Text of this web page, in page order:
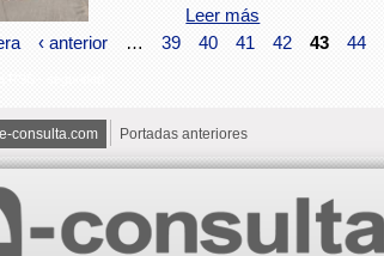
Leer más
‹ anterior … 39 40 41 42 43 44
consulta.com Portadas anteriores